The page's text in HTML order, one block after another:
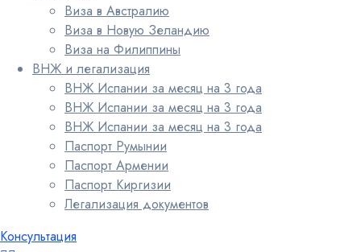
Виза в Австралию
Виза в Новую Зеландию
Виза на Филиппины
ВНЖ и легализация
ВНЖ Испании за месяц на 3 года
ВНЖ Испании за месяц на 3 года
ВНЖ Испании за месяц на 3 года
Паспорт Румынии
Паспорт Армении
Паспорт Киргизии
Легализация документов
Консультация